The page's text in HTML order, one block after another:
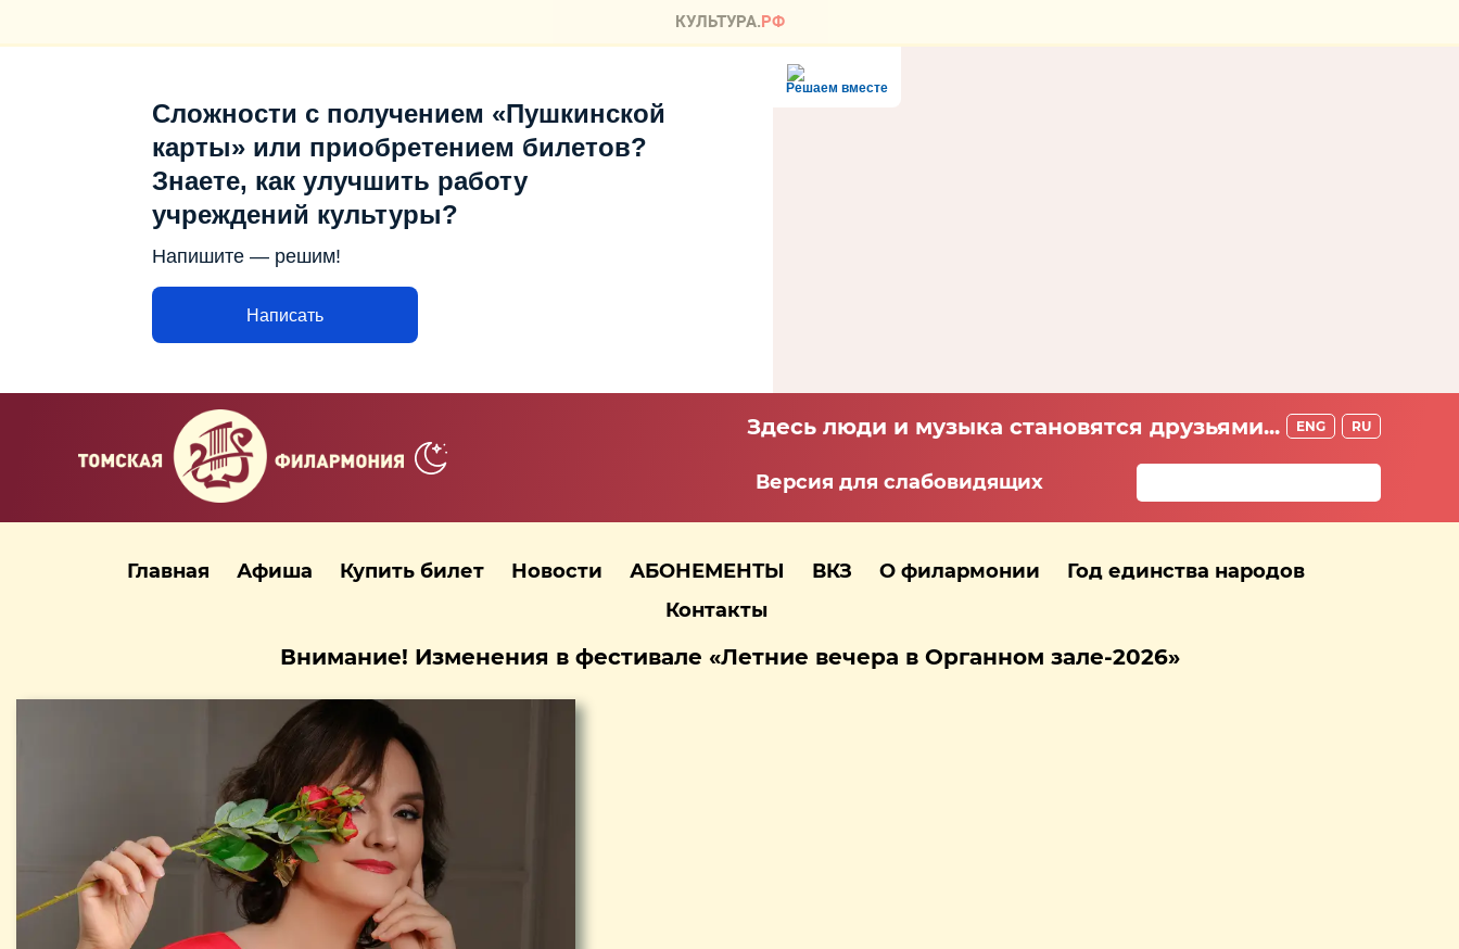
Решаем вместе
Сложности с получением «Пушкинской
карты» или приобретением билетов?
Знаете, как улучшить работу
учреждений культуры?
Напишите — решим!
Написать
Здесь люди и музыка становятся друзьями... ENG RU
Версия для слабовидящих
Главная Афиша Купить билет Новости АБОНЕМЕНТЫ ВКЗ О филармонии
Год единства народов
Контакты
Внимание! Изменения в фестивале «Летние вечера в Органном зале-2026»